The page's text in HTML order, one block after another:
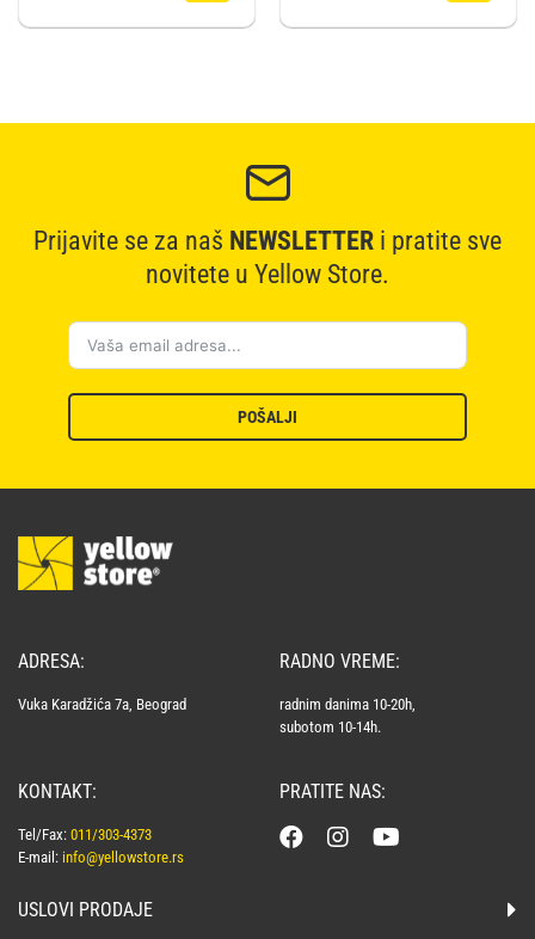
Prijavite se za naš NEWSLETTER i pratite sve
novitete u Yellow Store.
POŠALJI
ADRESA:
Vuka Karadžića 7a, Beograd
KONTAKT:
Tel/Fax: 011/303-4373
E-mail: info@yellowstore.rs
RADNO VREME:
radnim danima 10-20h,
subotom 10-14h.
PRATITE NAS:
USLOVI PRODAJE